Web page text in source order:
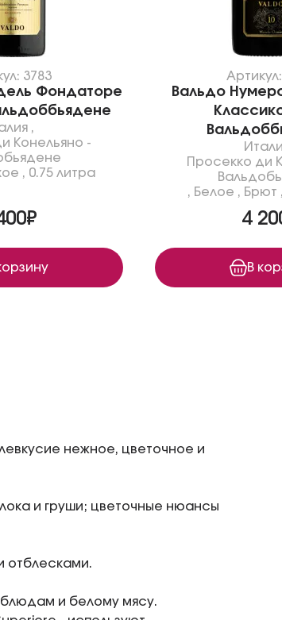
3783
Фондаторе
,
Конельяно -
, 0.75 литра
Вальдо
Просекко ди
, Белое , Брют ,
4
В
нежное, цветочное и
и груши; цветочные нюансы
отблесками.
блюдам и белому мясу.